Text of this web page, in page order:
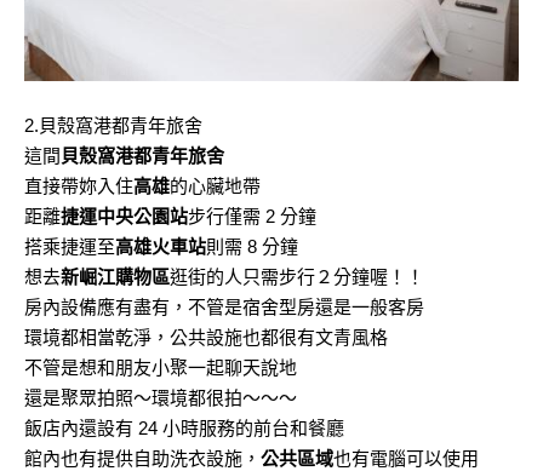
2.貝殼窩港都青年旅舍
這間 貝殼窩港都青年旅舍
直接帶妳入住高雄的心臟地帶
距離捷運中央公園站步行僅需 2 分鐘
搭乘捷運至高雄火車站則需 8 分鐘
想去新崛江購物區逛街的人只需步行２分鐘喔！！
房內設備應有盡有，不管是宿舍型房還是一般客房
環境都相當乾淨，公共設施也都很有文青風格
不管是想和朋友小聚一起聊天說地
還是聚眾拍照～環境都很拍～～～
飯店內還設有 24 小時服務的前台和餐廳
館內也有提供自助洗衣設施， 公共區域也有電腦可以使用